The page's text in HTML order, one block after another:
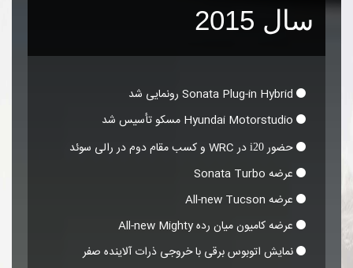
سال 2015
Sonata Plug-in Hybrid رونمایی شد
Hyundai Motorstudio مسکو تأسیس شد
حضور i20در WRC و کسب مقام دوم در رالی سوئد
عرضه Sonata Turbo
عرضه All-new Tucson
عرضه کامیون میان رده All-new Mighty
نمایش اتوبوس برقی با خروجی ذرات آلاینده صفر